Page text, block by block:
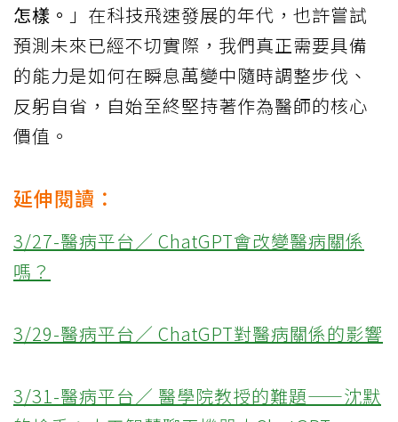
怎樣。 」在科技飛速發展的年代，也許嘗試
預測未來已經不切實際，我們真正需要具備
的能力是如何在瞬息萬變中隨時調整步伐、
反躬自省，自始至終堅持著作為醫師的核心
價值。
延伸閱讀：
3/27-醫病平台／ ChatGPT會改變醫病關係
嗎？
3/29-醫病平台／ ChatGPT對醫病關係的影響
3/31-醫病平台／ 醫學院教授的難題——沈默